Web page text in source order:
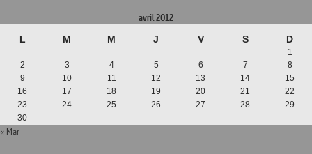
avril 2012
L M M J V S D
1
2
3 4 5 6 7
8
9
10 11 12 13 14
15
16
17 18 19 20 21
22
23
24 25 26 27 28
29
30
« Mar